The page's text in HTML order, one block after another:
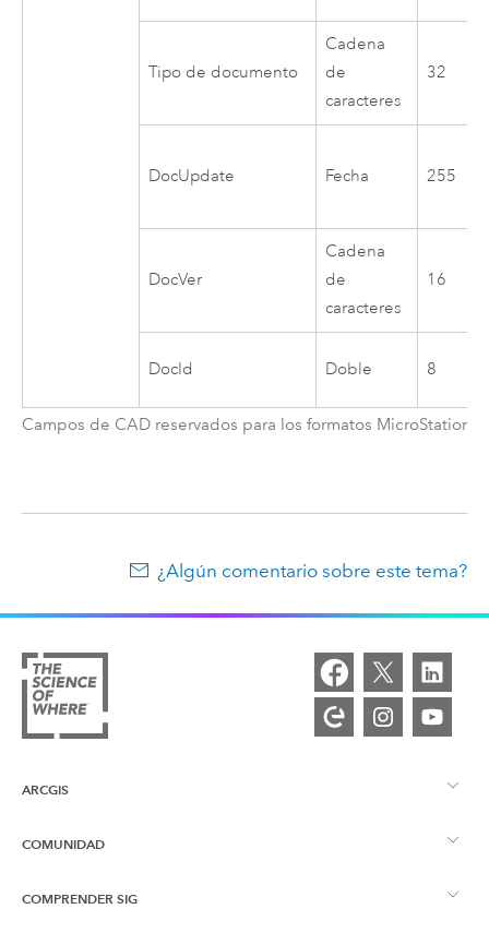
Tipo de documento
Cadena
de
caracteres
32
DocUpdate Fecha 255
DocVer
Cadena
de
caracteres
16
DocId Doble 8
Campos de CAD reservados para los formatos MicroStation
¿Algún comentario sobre este tema?
ARCGIS
Descripción general de ArcGIS
COMUNIDAD
Comunidad de Esri
COMPRENDER SIG